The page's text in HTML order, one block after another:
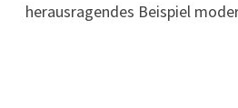
herausragendes Beispiel